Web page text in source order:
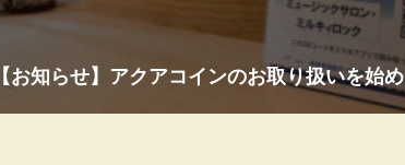
【お知らせ】アクアコインのお取り扱いを始め